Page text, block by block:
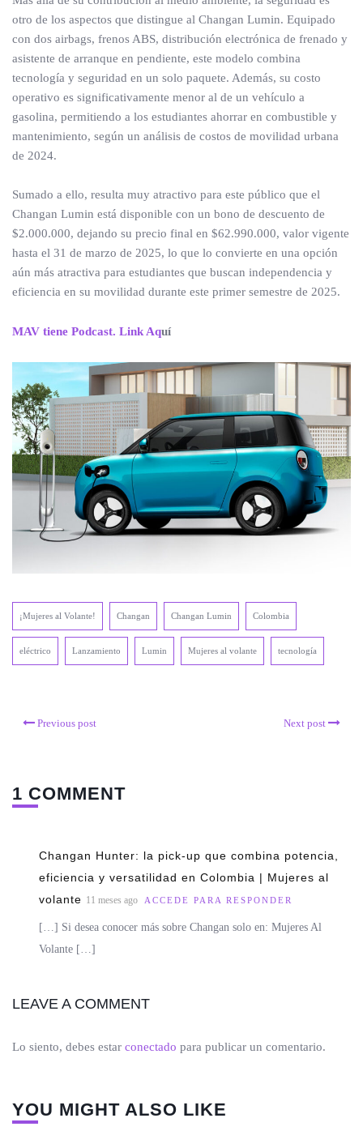
otro de los aspectos que distingue al Changan Lumin. Equipado
con dos airbags, frenos ABS, distribución electrónica de frenado y
asistente de arranque en pendiente, este modelo combina
tecnología y seguridad en un solo paquete. Además, su costo
operativo es significativamente menor al de un vehículo a
gasolina, permitiendo a los estudiantes ahorrar en combustible y
mantenimiento, según un análisis de costos de movilidad urbana
de 2024.
Sumado a ello, resulta muy atractivo para este público que el
Changan Lumin está disponible con un bono de descuento de
$2.000.000, dejando su precio final en $62.990.000, valor vigente
hasta el 31 de marzo de 2025, lo que lo convierte en una opción
aún más atractiva para estudiantes que buscan independencia y
eficiencia en su movilidad durante este primer semestre de 2025.
MAV tiene Podcast. Link Aquí
¡Mujeres al Volante! Changan Changan Lumin Colombia
eléctrico Lanzamiento Lumin Mujeres al volante tecnología
Previous post Next post
1 COMMENT
Changan Hunter: la pick-up que combina potencia,
eficiencia y versatilidad en Colombia | Mujeres al
volante 11 meses ago ACCEDE PARA RESPONDER
[…] Si desea conocer más sobre Changan solo en: Mujeres Al
Volante […]
LEAVE A COMMENT
Lo siento, debes estar conectado para publicar un comentario.
YOU MIGHT ALSO LIKE